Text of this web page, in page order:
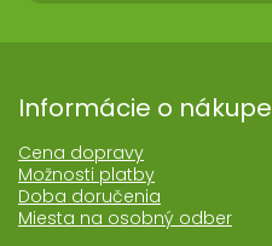
Informácie o nákupe
Cena dopravy
Možnosti platby
Doba doručenia
Miesta na osobný odber